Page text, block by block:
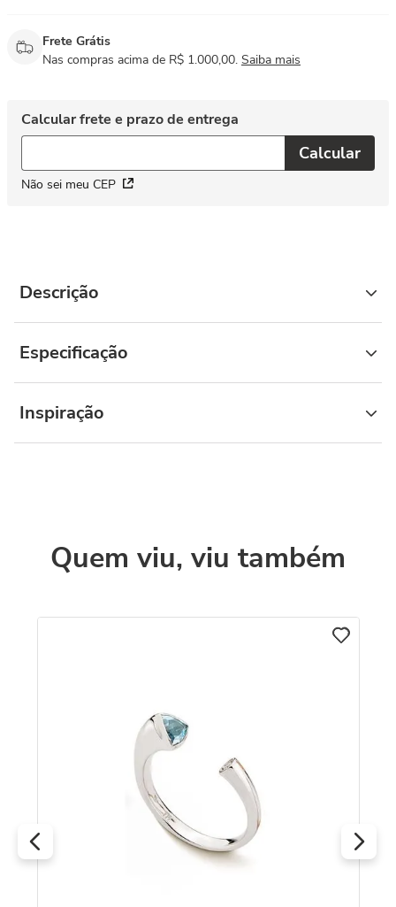
Frete Grátis
Nas compras acima de R$ 1.000,00. Saiba mais
Não sei meu CEP
Descrição
Especificação
Inspiração
Quem viu, viu também